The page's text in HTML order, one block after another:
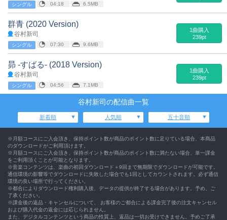
シングル 04:18 6.5MB
群青 (2020 Version)
谷村新司
シングル 07:30 9.6MB
1曲購入
239pt
昴 -すばる- (2018 Version)
谷村新司
シングル 04:56 7.1MB
1曲購入
239pt
谷村新司の配信曲一覧
新着順 人気順 五十音順
※月額コースにご入会頂き、保持ポイント数が商品のポイント数に足りている場合、本商品
のダウンロードがご利用頂けます。
※月額コースにご入会頂き、保持ポイント数が商品のポイント数に満たない場合、単一課金
をご利用頂くことが可能となります。
※音楽コンテンツは、楽曲の初回ダウンロード＋9回まで無期限でダウンロードが可能です。
通信環境の影響等でダウンロードに失敗した場合でも1回としてカウントされます。必ず通信
環境の良い場所で行ってください。
※都合によりダウンロード権利購入後、データの提供が終了する場合があります。予め、ご
了承ください。
※課金後の返品・キャンセルについて、 お客様のご都合による課金完了後の注文キャンセル
および購入代金の返金には応じられません。
また、デジタルコンテンツという商品の性質上、返品は一切お受けできません。予めご了承